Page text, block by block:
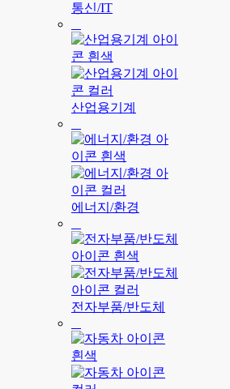
통신/IT
산업용기계
에너지/환경
전자부품/반도체